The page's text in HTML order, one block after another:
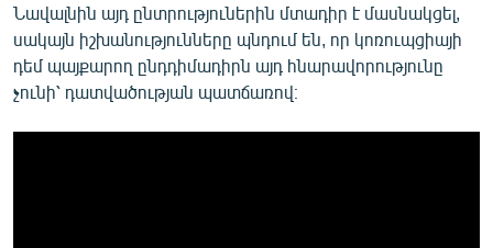
Նավալնին այդ ընտրություներին մտադիր է մասնակցել,
սակայն իշխանությունները պնդում են, որ կոռուպցիայի
դեմ պայքարող ընդդիմադիրն այդ հնարավորությունը
չունի՝ դատվածության պատճառով։